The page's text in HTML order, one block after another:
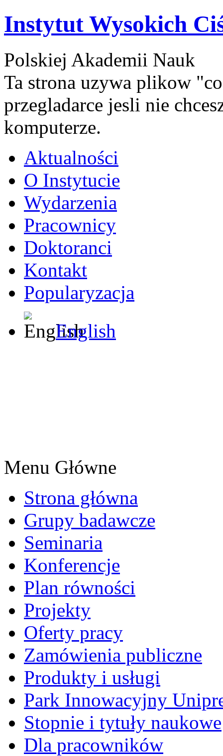
Instytut Wysokich
Polskiej Akademii Nauk
Ta strona uzywa plikow
przegladarce jesli nie
komputerze.
Aktualności
O Instytucie
Wydarzenia
Pracownicy
Doktoranci
Kontakt
Popularyzacja
English
Menu Główne
Strona główna
Grupy badawcze
Seminaria
Konferencje
Plan równości
Projekty
Oferty pracy
Zamówienia publiczne
Produkty i usługi
Park Innowacyjny
Stopnie i tytuły naukowe
Dla pracowników